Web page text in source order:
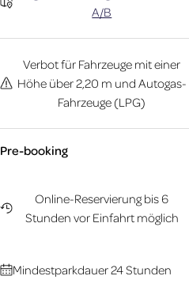
A/B
Verbot für Fahrzeuge mit einer
Höhe über 2,20 m und Autogas-
Fahrzeuge (LPG)
Pre-booking
Online-Reservierung bis 6
Stunden vor Einfahrt möglich
Mindestparkdauer 24 Stunden